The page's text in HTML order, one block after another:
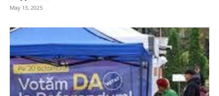
May 13, 2025